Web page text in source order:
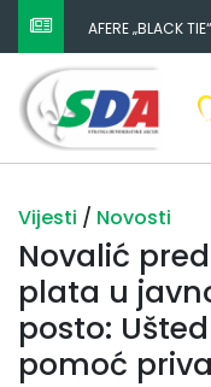
AFERE „BLACK
ZATAŠKATI
Vijesti / Novosti
Novalić
plata u
posto:
pomoć